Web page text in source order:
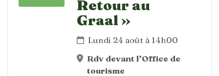
Retour au
Graal »
Lundi 24 août à 14h00
Rdv devant l’Office de
tourisme